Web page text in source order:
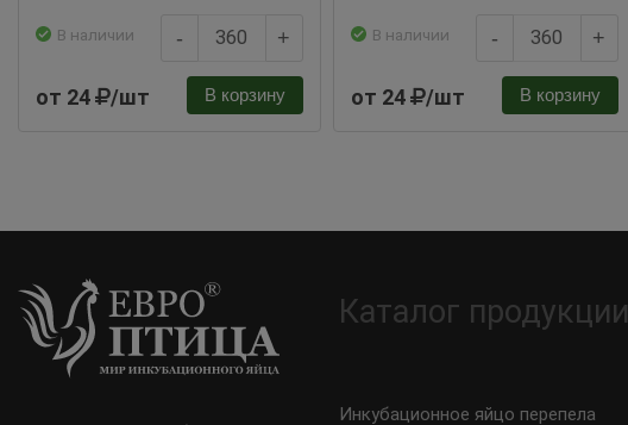
В наличии - +
от 24 /шт В корзину
В наличии - +
от 24 /шт В корзину
Каталог продукции
Инкубационное яйцо перепела